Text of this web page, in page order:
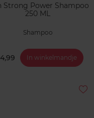
Strong Power Shampoo
250 ML
Shampoo
In winkelmandje